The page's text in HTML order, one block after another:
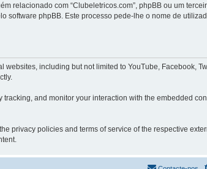
relacionado com “Clubeletricos.com”, phpBB ou um
software phpBB. Este processo pede-lhe o nome de
including but not limited to YouTube, Facebook,
and monitor your interaction with the embedded
privacy policies and terms of service of the respective